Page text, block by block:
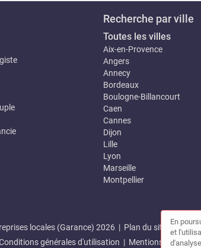
Recherche par ville
Toutes les villes
Aix-en-Provence
Angers
Annecy
Bordeaux
Boulogne-Billancourt
Caen
Cannes
Dijon
Lille
Lyon
Marseille
Montpellier
locales (Garance) 2026 | Plan du site |Mon
générales d'utilisation | Mentions légales
En
et